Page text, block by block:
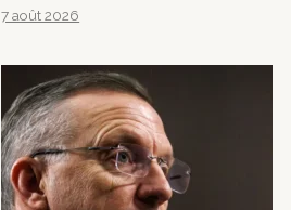
7 août 2026